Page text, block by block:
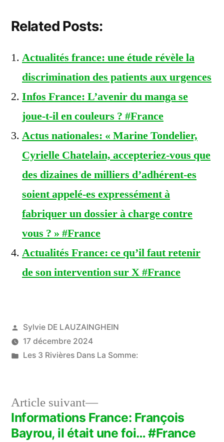
Related Posts:
Actualités france: une étude révèle la
discrimination des patients aux urgences
Infos France: L’avenir du manga se
joue-t-il en couleurs ? #France
Actus nationales: « Marine Tondelier,
Cyrielle Chatelain, accepteriez-vous que
des dizaines de milliers d’adhérent-es
soient appelé-es expressément à
fabriquer un dossier à charge contre
vous ? » #France
Actualités France: ce qu’il faut retenir
de son intervention sur X #France
Publié
par
Sylvie DE LAUZAINGHEIN
17 décembre 2024
Publié
Les 3 Rivières Dans La Somme:
Navigation
Article suivant
Article
suivant :
Informations France: François
Bayrou, il était une foi… #France